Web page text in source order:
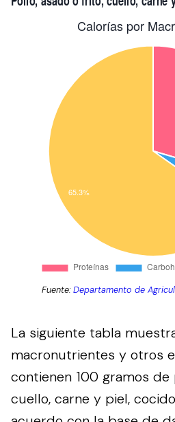
Fuente:Departamento de
La siguiente tabla
macronutrientes y otros
contienen 100 gramos de
cuello, carne y piel,